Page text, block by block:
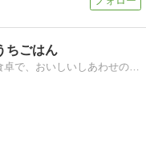
ちごはん
おいしい＝しあわせ普段の何気ない食卓で、おいしいしあわせの笑顔がこぼれることを目指してレシピ紹介！